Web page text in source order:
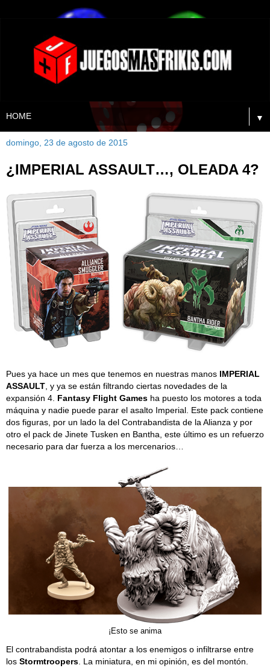
▼
domingo, 23 de agosto de 2015
¿IMPERIAL ASSAULT…, OLEADA 4?
Pues ya hace un mes que tenemos en nuestras manos IMPERIAL
ASSAULT , y ya se están filtrando ciertas novedades de la
expansión 4. Fantasy Flight Games ha puesto los motores a toda
máquina y nadie puede parar el asalto Imperial. Este pack contiene
dos figuras, por un lado la del Contrabandista de la Alianza y por
otro el pack de Jinete Tusken en Bantha, este último es un refuerzo
necesario para dar fuerza a los mercenarios…
¡Esto se anima
El contrabandista podrá atontar a los enemigos o infiltrarse entre
los Stormtroopers . La miniatura, en mi opinión, es del montón.